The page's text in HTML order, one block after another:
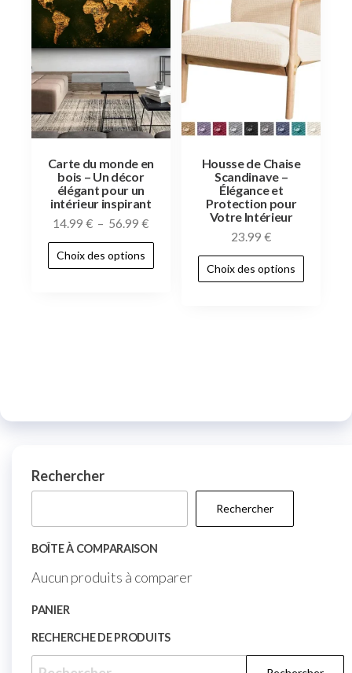
Carte du monde en
bois – Un décor
élégant pour un
intérieur inspirant
14.99€ – 56.99€
Choix des options
Housse de Chaise
Scandinave –
Élégance et
Protection pour
Votre Intérieur
23.99€
Choix des options
Rechercher
Rechercher
BOÎTE À COMPARAISON
Aucun produits à comparer
PANIER
RECHERCHE DE PRODUITS